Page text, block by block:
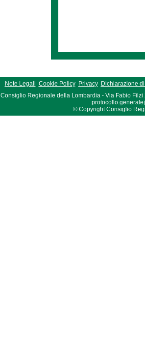
Note Legali Cookie Policy Privacy
Dichiarazione
Consiglio Regionale della Lombardia - Via Fabio Filzi
© Copyright Consiglio